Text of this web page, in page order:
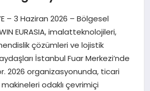
– 3 Haziran 2026 – Bölgesel
EURASIA, imalatteknolojileri,
çözümleri ve lojistik
İstanbul Fuar Merkezi’nde
2026 organizasyonunda, ticari
odaklı çevrimiçi